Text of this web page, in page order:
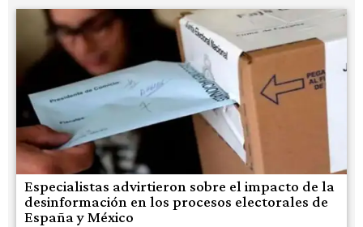
Especialistas advirtieron sobre el impacto de la
desinformación en los procesos electorales de
España y México